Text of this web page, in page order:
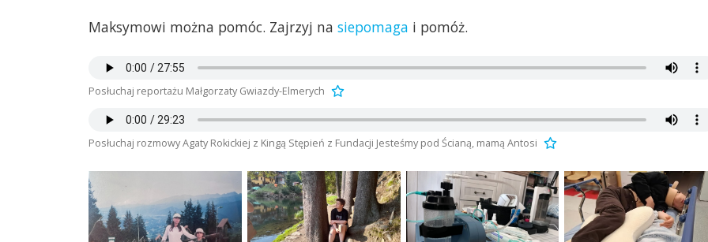
Maksymowi można pomóc. Zajrzyj na siepomaga i pomóż.
Posłuchaj reportażu Małgorzaty Gwiazdy-Elmerych
Posłuchaj rozmowy Agaty Rokickiej z Kingą Stępień z Fundacji Jesteśmy pod Ścianą, mamą Antosi